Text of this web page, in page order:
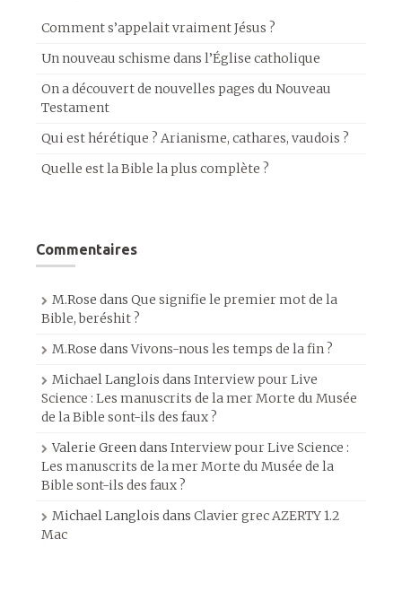
Comment s’appelait vraiment Jésus ?
Un nouveau schisme dans l’Église catholique
On a découvert de nouvelles pages du Nouveau
Testament
Qui est hérétique ? Arianisme, cathares, vaudois ?
Quelle est la Bible la plus complète ?
Commentaires
M.Rose dans Que signifie le premier mot de la
Bible, beréshit ?
M.Rose dansVivons-nous les temps de la fin ?
Michael Langlois dans Interview pour Live
Science : Les manuscrits de la mer Morte du Musée
de la Bible sont-ils des faux ?
Valerie Greendans Interview pour Live Science :
Les manuscrits de la mer Morte du Musée de la
Bible sont-ils des faux ?
Michael Langlois dans Clavier grec AZERTY 1.2
Mac